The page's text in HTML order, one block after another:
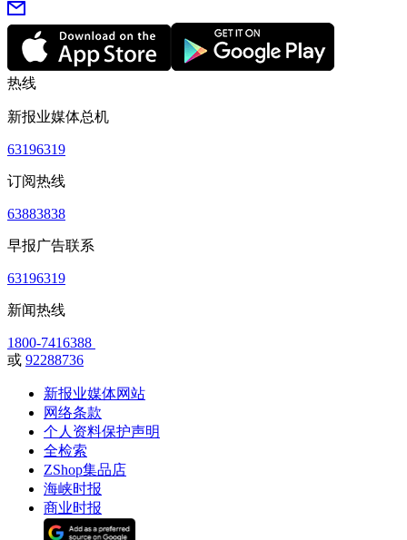
热线
新报业媒体总机
63196319
订阅热线
63883838
早报广告联系
63196319
新闻热线
1800-7416388
或 92288736
新报业媒体网站
网络条款
个人资料保护声明
全检索
ZShop集品店
海峡时报
商业时报